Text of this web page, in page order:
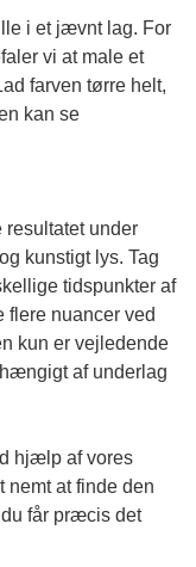
i et jævnt lag. For
vi at male et
farven tørre helt,
kan se
resultatet under
kunstigt lys. Tag
tidspunkter af
flere nuancer ved
kun er vejledende
af underlag
hjælp af vores
nemt at finde den
får præcis det